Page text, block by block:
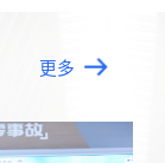
更多